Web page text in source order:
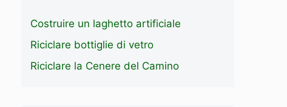
Costruire un laghetto artificiale
Riciclare bottiglie di vetro
Riciclare la Cenere del Camino